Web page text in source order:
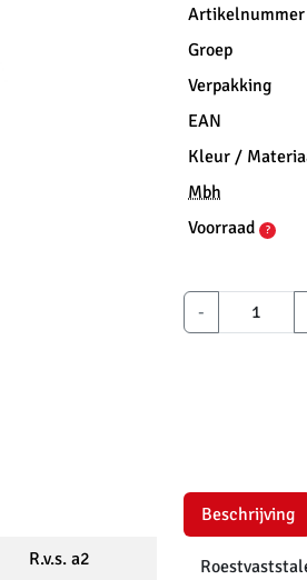
Artikelnummer
Groep
Verpakking
EAN
Kleur /
Mbh
Voorraad
?
-
R.v.s. a2
Beschrijving